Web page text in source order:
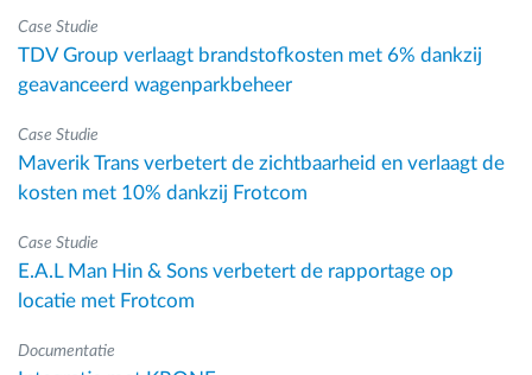
Case Studie
TDV Group verlaagt brandstofkosten met 6% dankzij
geavanceerd wagenparkbeheer
Case Studie
Maverik Trans verbetert de zichtbaarheid en verlaagt de
kosten met 10% dankzij Frotcom
Case Studie
E.A.L Man Hin & Sons verbetert de rapportage op
locatie met Frotcom
Documentatie